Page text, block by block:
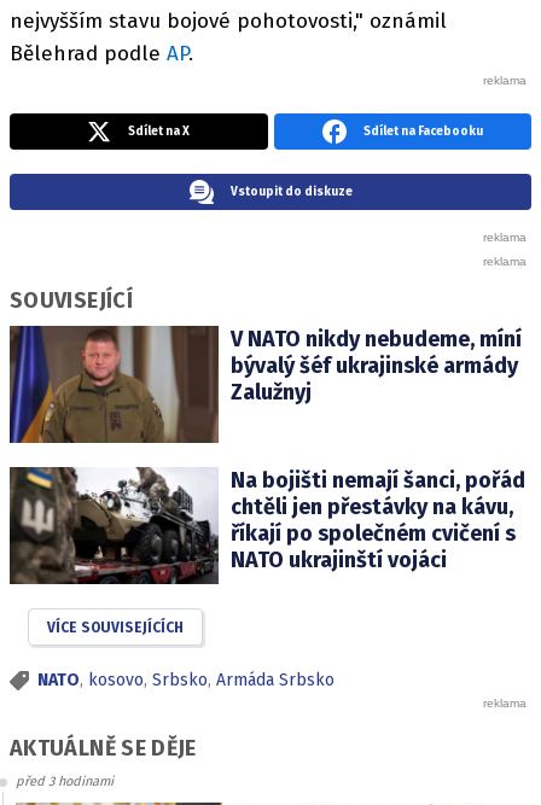
nejvyšším stavu bojové pohotovosti," oznámil
Bělehrad podle AP.
Sdílet na X Sdílet na Facebooku
Vstoupit do diskuze
SOUVISEJÍCÍ
V NATO nikdy nebudeme, míní
bývalý šéf ukrajinské armády
Zalužnyj
Na bojišti nemají šanci, pořád
chtěli jen přestávky na kávu,
říkají po společném cvičení s
NATO ukrajinští vojáci
VÍCE SOUVISEJÍCÍCH
NATO, kosovo, Srbsko, Armáda Srbsko
AKTUÁLNĚ SE DĚJE
před 3 hodinami